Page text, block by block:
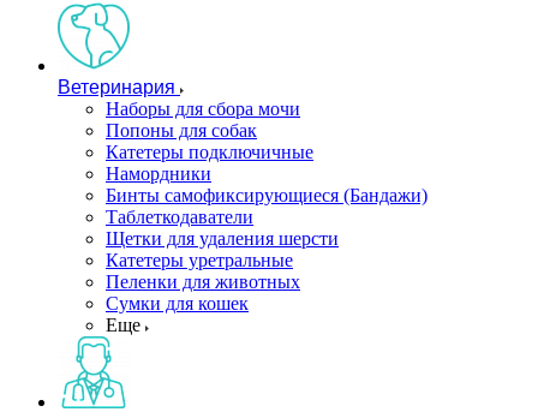
Ветеринария
Наборы для сбора мочи
Попоны для собак
Катетеры подключичные
Намордники
Бинты самофиксирующиеся (Бандажи)
Таблеткодаватели
Щетки для удаления шерсти
Катетеры уретральные
Пеленки для животных
Сумки для кошек
Еще